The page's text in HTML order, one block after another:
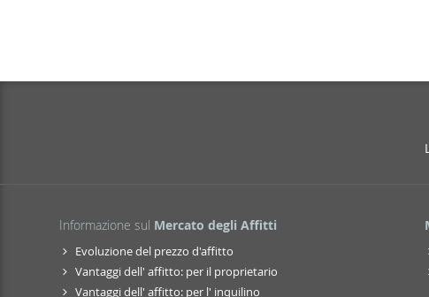
Informazione sul Mercato degli Affitti
Evoluzione del prezzo d'affitto
Vantaggi dell' affitto: per il proprietario
Vantaggi dell' affitto: per l' inquilino